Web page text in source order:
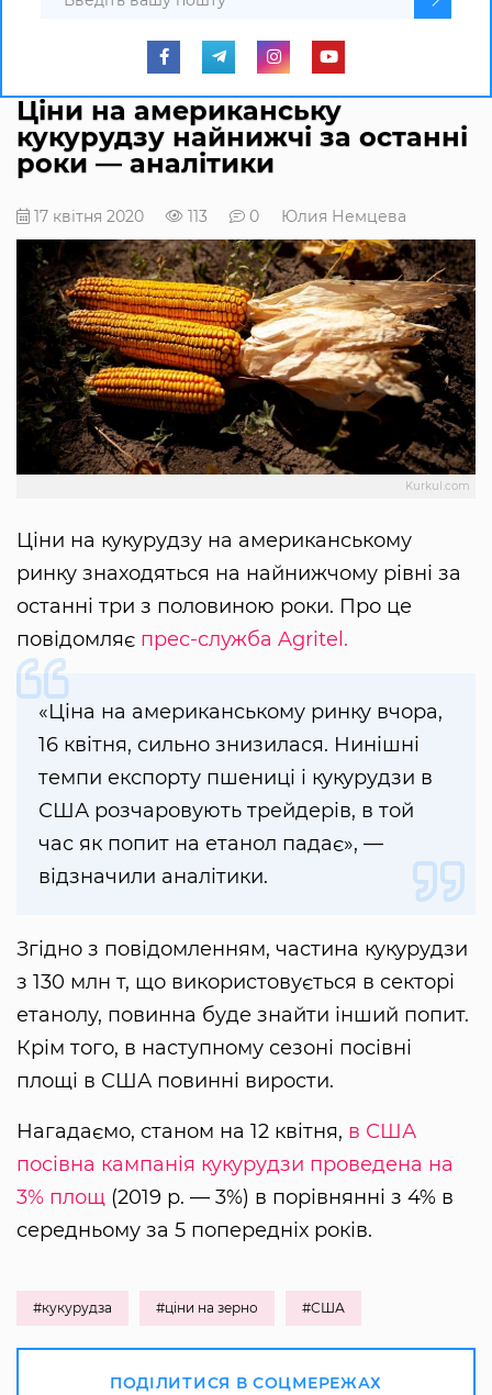
Ціни на американську
кукурудзу найнижчі за останні
роки — аналітики
17 квітня 2020 113 0 Юлия Немцева
Kurkul.com
Ціни на кукурудзу на американському
ринку знаходяться на найнижчому рівні за
останні три з половиною роки. Про це
повідомляє прес-служба Agritel.
«Ціна на американському ринку вчора,
16 квітня, сильно знизилася. Нинішні
темпи експорту пшениці і кукурудзи в
США розчаровують трейдерів, в той
час як попит на етанол падає», —
відзначили аналітики.
Згідно з повідомленням, частина кукурудзи
з 130 млн т, що використовується в секторі
етанолу, повинна буде знайти інший попит.
Крім того, в наступному сезоні посівні
площі в США повинні вирости.
Нагадаємо, станом на 12 квітня, в США
посівна кампанія кукурудзи проведена на
3% площ (2019 р. — 3%) в порівнянні з 4% в
середньому за 5 попередніх років.
#кукурудза #ціни на зерно #США
ПОДІЛИТИСЯ В СОЦМЕРЕЖАХ